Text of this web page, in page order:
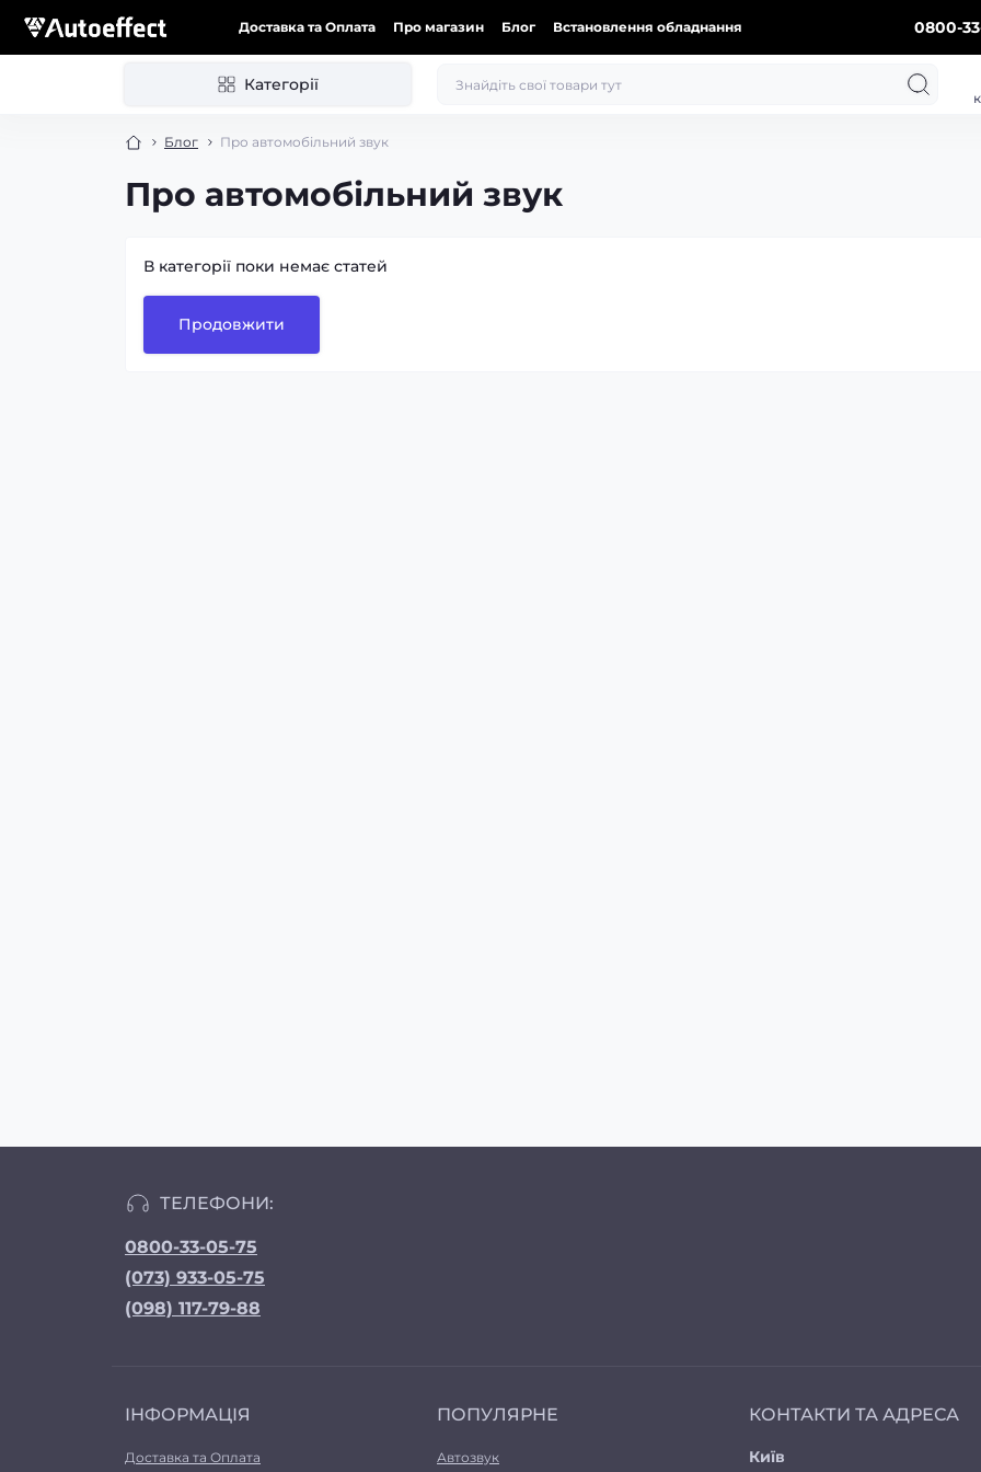
Доставка та Оплата Про магазин Блог Встановлення обладнання 0800-
Категорії
Блог Про автомобільний звук
Про автомобільний звук
В категорії поки немає статей
Продовжити
ТЕЛЕФОНИ:
0800-33-05-75
(073) 933-05-75
(098) 117-79-88
ІНФОРМАЦІЯ
Доставка та Оплата
ПОПУЛЯРНЕ
Автозвук
КОНТАКТИ ТА АДРЕСА
Київ